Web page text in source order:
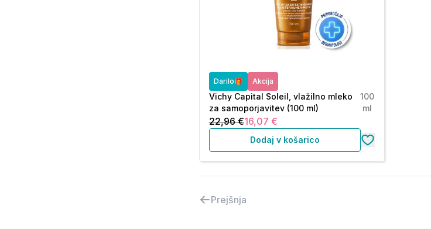
Darilo🎁 Akcija
Vichy Capital Soleil, vlažilno mleko
za samoporjavitev (100 ml)
100
ml
22,96 €16,07 €
Dodaj v košarico
Prejšnja